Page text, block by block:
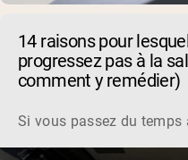
14 raisons pour
progressez pas à la
comment y remédier)
Si vous passez du temps